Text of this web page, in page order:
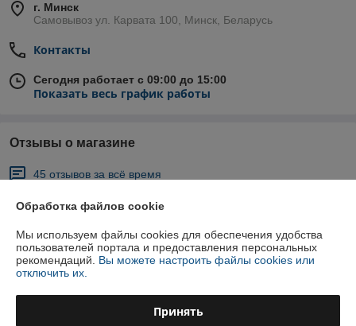
г. Минск
Самовывоз ул. Карвата 100, Минск, Беларусь
Контакты
Сегодня работает с 09:00 до 15:00
Показать весь график работы
Отзывы о магазине
45 отзывов за всё время
анатолий
Отлично
анатолий
Отлично
Обработка файлов cookie
Мы используем файлы cookies для обеспечения удобства
пользователей портала и предоставления персональных
рекомендаций. Вы можете настроить файлы cookies или
отключить их.
Принять